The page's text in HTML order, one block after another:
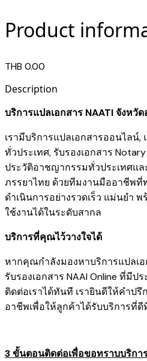
Product
THB 0.00
Description
บริการแปลเอกสาร NAATI จังหวั
เรามีบริการแปลเอกสารออนไลน์,
ทั่วประเทศ, รับรองเอกสาร
ประวัติอาชญากรรมทั่วประเทศแล
ภรรยาไทย ด้วยทีมงานมืออาชีพที่
ดำเนินการอย่างรวดเร็ว แม่นยำ
ใช้งานได้ในระดับสากล
บริการที่คุณไว้วางใจได้
หากคุณกำลังมองหาบริการแปลเอ
รับรองเอกสาร NAAI Online ที่มี
ติดต่อเราได้ทันที เรายินดีให้คำป
อาชีพเพื่อให้ลูกค้าได้รับบริการที่ดี
3 ขั้นตอนติดต่อเพื่อขอทราบบริกา